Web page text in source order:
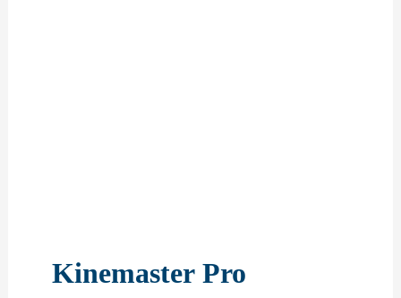
Kinemaster Pro